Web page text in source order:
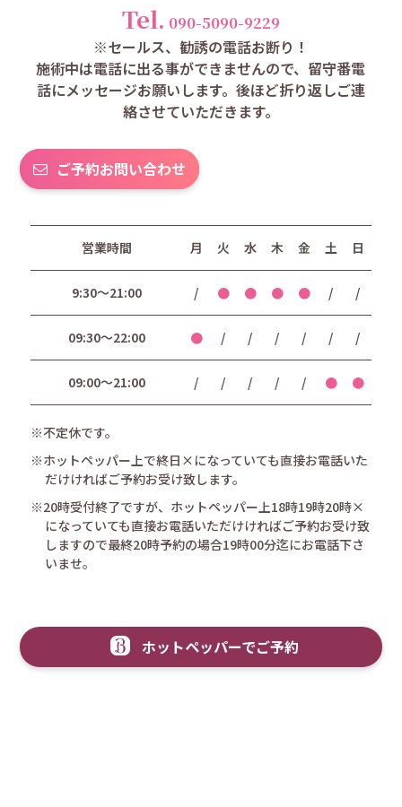
Tel. 090-5090-9229
※セールス、勧誘の電話お断り！
施術中は電話に出る事ができませんので、留守番電
話にメッセージお願いします。後ほど折り返しご連
絡させていただきます。
ご予約お問い合わせ
営業時間 月 火 水 木 金 土 日
9:30〜21:00 / ● ● ● ● / /
09:30〜22:00 ● / / / / / /
09:00〜21:00 / / / / / ● ●
※不定休です。
※ホットペッパー上で終日×になっていても直接お電話いた
だけければご予約お受け致します。
※20時受付終了ですが、ホットペッパー上18時19時20時×
になっていても直接お電話いただけければご予約お受け致
しますので最終20時予約の場合19時00分迄にお電話下さ
いませ。
ホットペッパーでご予約